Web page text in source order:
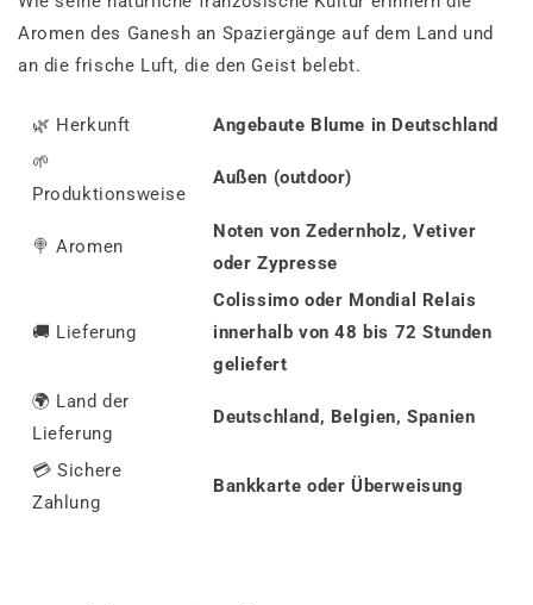
Aromen des Ganesh an Spaziergänge auf dem Land und
an die frische Luft, die den Geist belebt.
🌿 Herkunft
Angebaute Blume in Deutschland
🌱
Produktionsweise
Außen (outdoor)
🍭Aromen
Noten von Zedernholz, Vetiver
oder Zypresse
🚚 Lieferung
Colissimo oder Mondial Relais
innerhalb von 48 bis 72 Stunden
geliefert
🌍 Land der
Lieferung
Deutschland, Belgien, Spanien
💳 Sichere
Zahlung
Bankkarte oder Überweisung